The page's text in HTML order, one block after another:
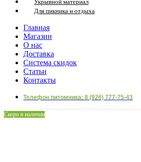
Укрывной материал
Для пикника и отдыха
Главная
Магазин
О нас
Доставка
Система скидок
Статьи
Контакты
Телефон питомника: 8 (926) 777-75-43
Скоро в наличии